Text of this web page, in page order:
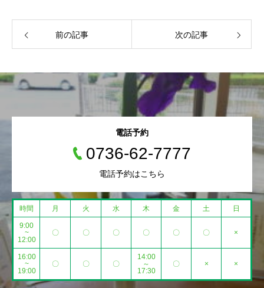
前の記事 次の記事
電話予約
0736-62-7777
電話予約はこちら
時間 月 火 水 木 金 土 日
9:00
~
12:00
〇 〇 〇 〇 〇 〇 ×
16:00
~
19:00
〇 〇 〇
14:00
～
17:30
〇 × ×